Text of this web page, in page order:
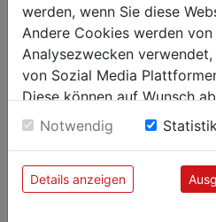
^
^
IN DEN
Hervorragend geeignet für feste
werden, wenn Sie diese
Andere Cookies werden
Analysezwecken
von Sozial Media
Diese können auf Wunsch
sie unsere Webseite weiter
Einwilligung zu unseren
Notwendig
Details anzeigen